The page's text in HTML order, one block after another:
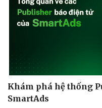
Sức khỏe
Khám phá hệ thống
SmartAds